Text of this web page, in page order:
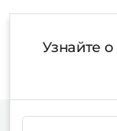
Узнайте